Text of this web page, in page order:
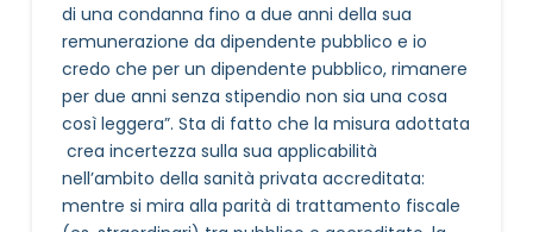
di una condanna fino a due anni della sua
remunerazione da dipendente pubblico e io
credo che per un dipendente pubblico, rimanere
per due anni senza stipendio non sia una cosa
così leggera”. Sta di fatto che la misura adottata
crea incertezza sulla sua applicabilità
nell’ambito della sanità privata accreditata:
mentre si mira alla parità di trattamento fiscale